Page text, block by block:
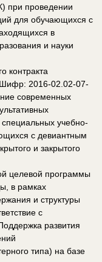
при проведении
для обучающихся с
в
и науки
контракта
Шифр: 2016-02.02-07-
современных
учебно-
с девиантным
и закрытого
целевой программы
в рамках
и структуры
с
развития
типа) на базе